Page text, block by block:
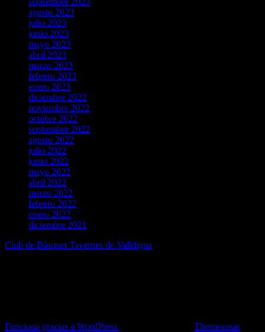
agosto 2023
julio 2023
junio 2023
mayo 2023
abril 2023
marzo 2023
febrero 2023
enero 2023
diciembre 2022
noviembre 2022
octubre 2022
septiembre 2022
agosto 2022
julio 2022
junio 2022
mayo 2022
abril 2022
marzo 2022
febrero 2022
enero 2022
diciembre 2021
Club de Bàsquet Tavernes de Valldigna
Funciona gracias a WordPress
Themeansar